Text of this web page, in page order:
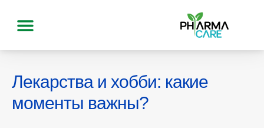
Лекарства и хобби: какие
моменты важны?